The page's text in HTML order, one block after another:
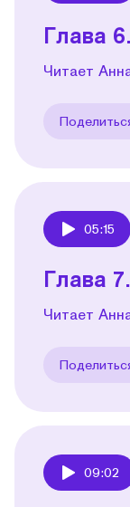
Глава
Читает
05:15
Глава
Читает
09:02